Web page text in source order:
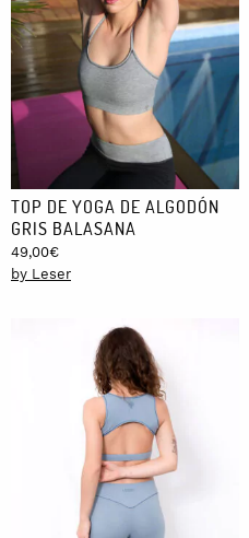
TOP DE YOGA DE ALGODÓN
GRIS BALASANA
49,00€
by Leser